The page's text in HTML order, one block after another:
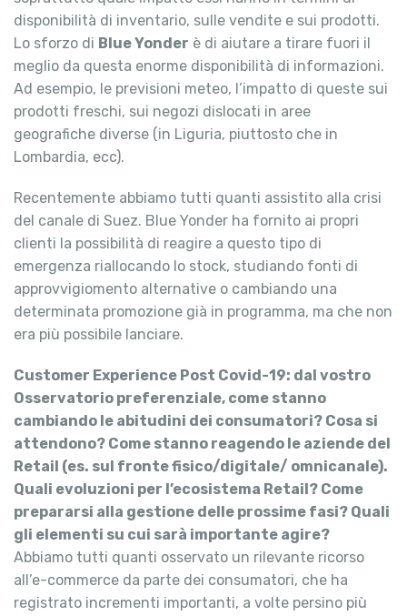
disponibilità di inventario, sulle vendite e sui prodotti.
Lo sforzo di Blue Yonder è di aiutare a tirare fuori il
meglio da questa enorme disponibilità di informazioni.
Ad esempio, le previsioni meteo, l’impatto di queste sui
prodotti freschi, sui negozi dislocati in aree
geografiche diverse (in Liguria, piuttosto che in
Lombardia, ecc).
Recentemente abbiamo tutti quanti assistito alla crisi
del canale di Suez. Blue Yonder ha fornito ai propri
clienti la possibilità di reagire a questo tipo di
emergenza riallocando lo stock, studiando fonti di
approvvigiomento alternative o cambiando una
determinata promozione già in programma, ma che non
era più possibile lanciare.
Customer Experience Post Covid-19: dal vostro
Osservatorio preferenziale, come stanno
cambiando le abitudini dei consumatori? Cosa si
attendono? Come stanno reagendo le aziende del
Retail (es. sul fronte fisico/digitale/ omnicanale).
Quali evoluzioni per l’ecosistema Retail? Come
prepararsi alla gestione delle prossime fasi? Quali
gli elementi su cui sarà importante agire?
Abbiamo tutti quanti osservato un rilevante ricorso
all’e-commerce da parte dei consumatori, che ha
registrato incrementi importanti, a volte persino più